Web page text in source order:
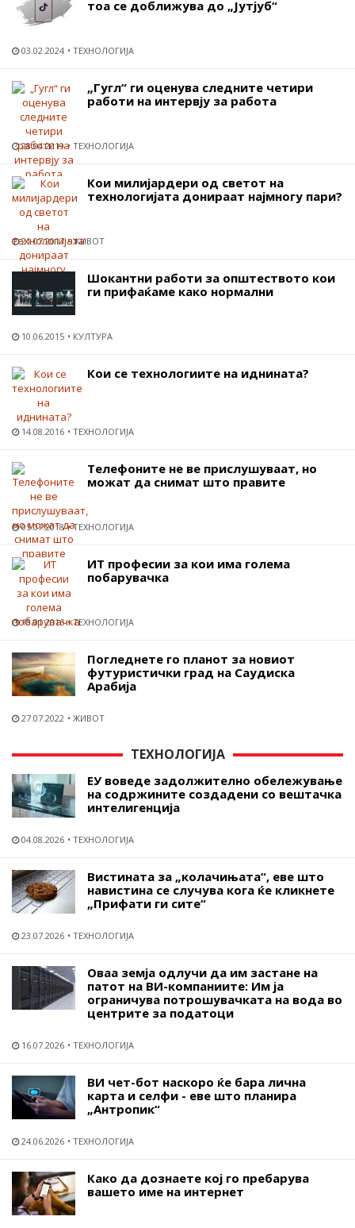
тоа се доближува до „Јутјуб“
03.02.2024 ТЕХНОЛОГИЈА
„Гугл“ ги оценува следните четири
работи на интервју за работа
28.04.2019 ТЕХНОЛОГИЈА
Кои милијардери од светот на
технологијата донираат најмногу пари?
21.07.2017 ЖИВОТ
Шокантни работи за општеството кои
ги прифаќаме како нормални
10.06.2015 КУЛТУРА
Кои се технологиите на иднината?
14.08.2016 ТЕХНОЛОГИЈА
Телефоните не ве прислушуваат, но
можат да снимат што правите
05.07.2018 ТЕХНОЛОГИЈА
ИТ професии за кои има голема
побарувачка
18.01.2016 ТЕХНОЛОГИЈА
Погледнете го планот за новиот
футуристички град на Саудиска
Арабија
27.07.2022 ЖИВОТ
ТЕХНОЛОГИЈА
ЕУ воведе задолжително обележување
на содржините создадени со вештачка
интелигенција
04.08.2026 ТЕХНОЛОГИЈА
Вистината за „колачињата“, еве што
навистина се случува кога ќе кликнете
„Прифати ги сите“
23.07.2026 ТЕХНОЛОГИЈА
Оваа земја одлучи да им застане на
патот на ВИ-компаниите: Им ја
ограничува потрошувачката на вода во
центрите за податоци
16.07.2026 ТЕХНОЛОГИЈА
ВИ чет-бот наскоро ќе бара лична
карта и селфи - еве што планира
„Антропик“
24.06.2026 ТЕХНОЛОГИЈА
Како да дознаете кој го пребарува
вашето име на интернет